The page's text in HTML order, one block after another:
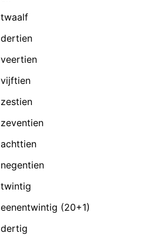
twaalf
dertien
veertien
vijftien
zestien
zeventien
achttien
negentien
twintig
eenentwintig (20+1)
dertig